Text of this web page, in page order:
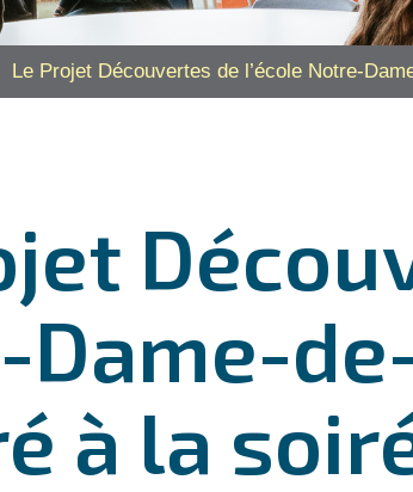
Le Projet Découvertes de l’école Notre-
à la